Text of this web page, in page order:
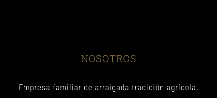
NOSOTROS
Empresa familiar de arraigada tradición agrícola,